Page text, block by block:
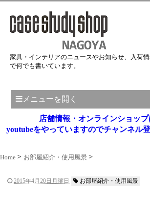
家具・インテリアのニュースやお知らせ、入荷
で何でも書いています。
メニューを開く
店舗情報・オンラインショップ
youtubeをやっていますのでチャンネル
Home お部屋紹介・使用風景
2015年4月20日月曜日 お部屋紹介・使用風景